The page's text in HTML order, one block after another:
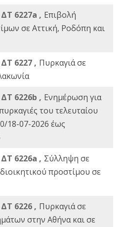
6227a , Επιβολή
σε Αττική, Ροδόπη και
6227 , Πυρκαγιά σε
6226b , Ενημέρωση για
του τελευταίου
18-07-2026 έως
6226a , Σύλληψη σε
προστίμου σε
6226 , Πυρκαγιά σε
στην Αθήνα και σε